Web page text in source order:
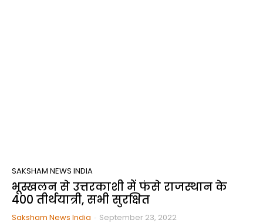
SAKSHAM NEWS INDIA
भूस्खलन से उत्तरकाशी में फंसे राजस्थान के
400 तीर्थयात्री, सभी सुरक्षित
Saksham News India - September 23, 2022